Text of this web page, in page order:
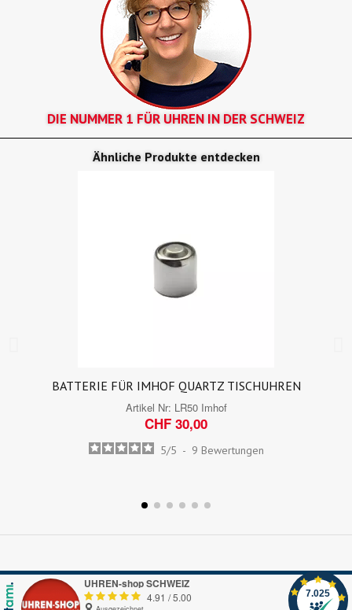
DIE NUMMER 1 FÜR UHREN IN DER SCHWEIZ
Ähnliche Produkte entdecken
BATTERIE FÜR IMHOF QUARTZ TISCHUHREN
Artikel Nr: LR50 Imhof
CHF 30,00
5/5 - 9 Bewertungen
UHREN-shop SCHWEIZ
4.91 /5.00 7.025